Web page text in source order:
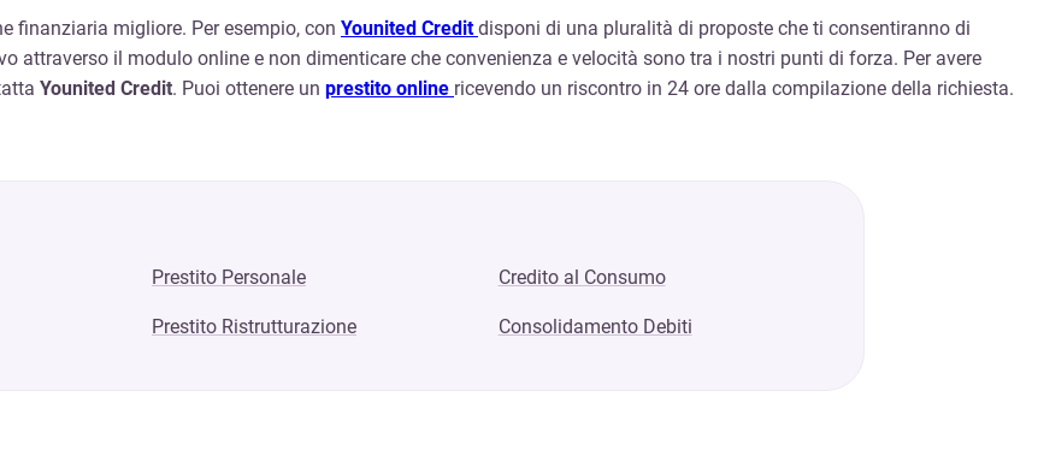
finanziaria migliore. Per esempio, con Younited Credit disponi di una pluralità di proposte che ti consentiranno di
attraverso il modulo online e non dimenticare che convenienza e velocità sono tra i nostri punti di forza. Per avere
Younited Credit. Puoi ottenere un prestito online ricevendo un riscontro in 24 ore dalla compilazione della richiesta.
Prestito Personale Credito al Consumo
Prestito Ristrutturazione Consolidamento Debiti